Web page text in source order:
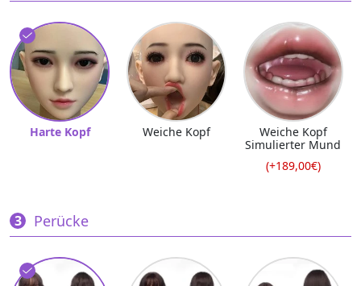
Harte Kopf Weiche Kopf
Weiche Kopf
Simulierter Mund
(+189,00€)
Perücke